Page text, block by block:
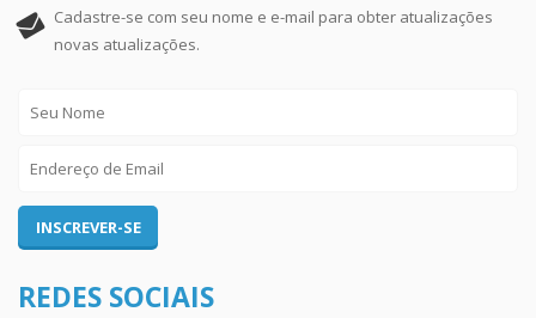
Cadastre-se com seu nome e e-mail para obter atualizações
novas atualizações.
REDES SOCIAIS